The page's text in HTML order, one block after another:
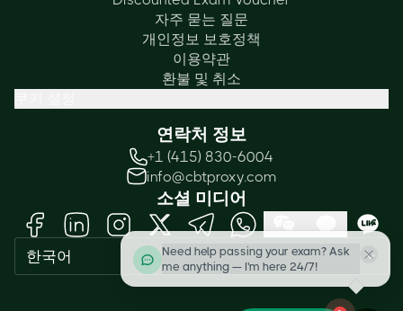
자주 묻는 질문
개인정보 보호정책
이용약관
환불 및 취소
연락처 정보
+1 (415) 830-6004
info@cbtproxy.com
소셜 미디어
한국어
Need help passing your exam? Ask
me anything — I'm here 24/7!